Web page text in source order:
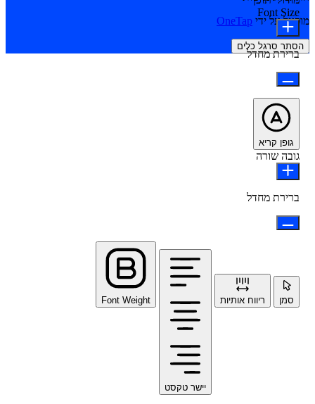
מופעל על ידי OneTap
הסתר סרגל כלים
Font Size
ברירת מחדל
גופן קריא
גובה שורה
ברירת מחדל
סמן ריווח אותיות
יישר טקסט
Font Weight